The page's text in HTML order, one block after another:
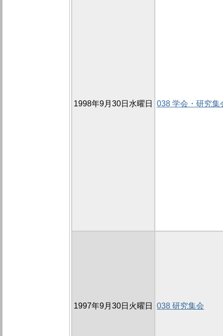
1998年9月30日水曜日 038 学会・研究集
1997年9月30日火曜日 038 研究集会